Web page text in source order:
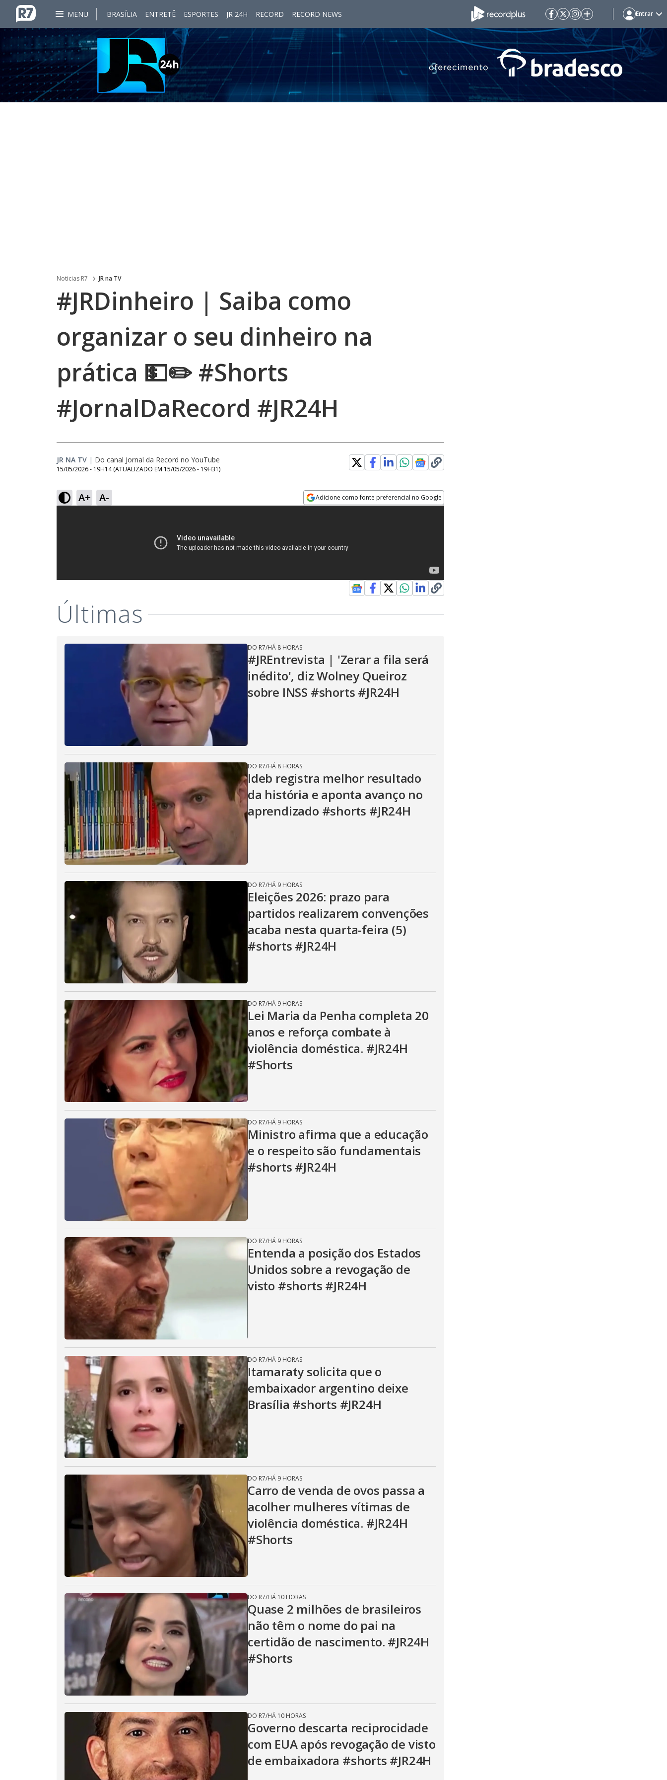
MENU BRASÍLIA ENTRETÊ ESPORTES JR 24H RECORD RECORD NEWS Entrar
Noticias R7 JR na TV
#JRDinheiro | Saiba como
organizar o seu dinheiro na
prática 💵✏️ #Shorts
#JornalDaRecord #JR24H
JR NA TV | Do canal Jornal da Record no YouTube
15/05/2026 - 19H14 (ATUALIZADO EM 15/05/2026 - 19H31)
A+ A- Adicione como fonte preferencial no Google
Últimas
DO R7/HÁ 8 HORAS
#JREntrevista | 'Zerar a fila será
inédito', diz Wolney Queiroz
sobre INSS #shorts #JR24H
DO R7/HÁ 8 HORAS
Ideb registra melhor resultado
da história e aponta avanço no
aprendizado #shorts #JR24H
DO R7/HÁ 9 HORAS
Eleições 2026: prazo para
partidos realizarem convenções
acaba nesta quarta-feira (5)
#shorts #JR24H
DO R7/HÁ 9 HORAS
Lei Maria da Penha completa 20
anos e reforça combate à
violência doméstica. #JR24H
#Shorts
DO R7/HÁ 9 HORAS
Ministro afirma que a educação
e o respeito são fundamentais
#shorts #JR24H
DO R7/HÁ 9 HORAS
Entenda a posição dos Estados
Unidos sobre a revogação de
visto #shorts #JR24H
DO R7/HÁ 9 HORAS
Itamaraty solicita que o
embaixador argentino deixe
Brasília #shorts #JR24H
DO R7/HÁ 9 HORAS
Carro de venda de ovos passa a
acolher mulheres vítimas de
violência doméstica. #JR24H
#Shorts
DO R7/HÁ 10 HORAS
Quase 2 milhões de brasileiros
não têm o nome do pai na
certidão de nascimento. #JR24H
#Shorts
DO R7/HÁ 10 HORAS
Governo descarta reciprocidade
com EUA após revogação de visto
de embaixadora #shorts #JR24H